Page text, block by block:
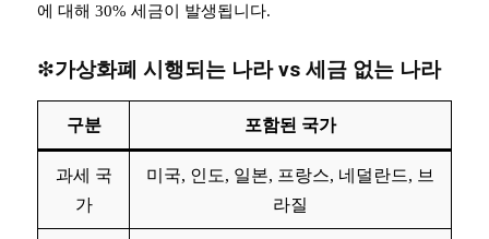
에 대해 30% 세금이 발생됩니다.
❇︎가상화폐 시행되는 나라 vs 세금 없는 나라
구분 포함된 국가
과세 국
가
미국, 인도, 일본, 프랑스, 네덜란드, 브
라질